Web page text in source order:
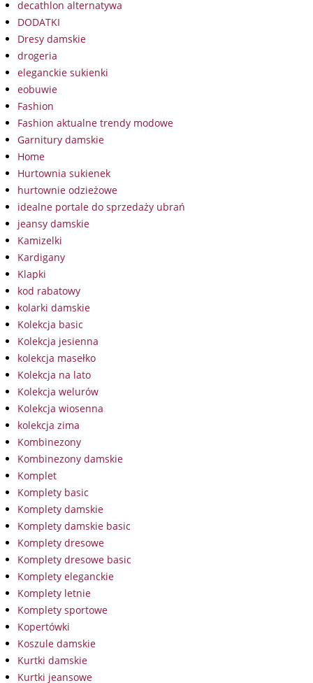
decathlon alternatywa
DODATKI
Dresy damskie
drogeria
eleganckie sukienki
eobuwie
Fashion
Fashion aktualne trendy modowe
Garnitury damskie
Home
Hurtownia sukienek
hurtownie odzieżowe
idealne portale do sprzedaży ubrań
jeansy damskie
Kamizelki
Kardigany
Klapki
kod rabatowy
kolarki damskie
Kolekcja basic
Kolekcja jesienna
kolekcja masełko
Kolekcja na lato
Kolekcja welurów
Kolekcja wiosenna
kolekcja zima
Kombinezony
Kombinezony damskie
Komplet
Komplety basic
Komplety damskie
Komplety damskie basic
Komplety dresowe
Komplety dresowe basic
Komplety eleganckie
Komplety letnie
Komplety sportowe
Kopertówki
Koszule damskie
Kurtki damskie
Kurtki jeansowe